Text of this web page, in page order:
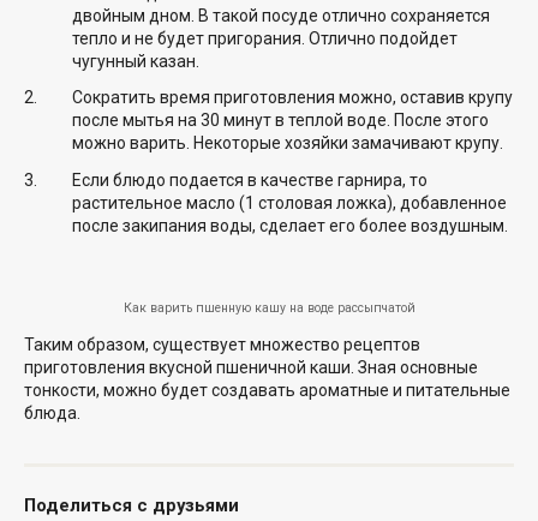
двойным дном. В такой посуде отлично сохраняется
тепло и не будет пригорания. Отлично подойдет
чугунный казан.
Сократить время приготовления можно, оставив крупу
после мытья на 30 минут в теплой воде. После этого
можно варить. Некоторые хозяйки замачивают крупу.
Если блюдо подается в качестве гарнира, то
растительное масло (1 столовая ложка), добавленное
после закипания воды, сделает его более воздушным.
Как варить пшенную кашу на воде рассыпчатой
Таким образом, существует множество рецептов
приготовления вкусной пшеничной каши. Зная основные
тонкости, можно будет создавать ароматные и питательные
блюда.
Поделиться с друзьями